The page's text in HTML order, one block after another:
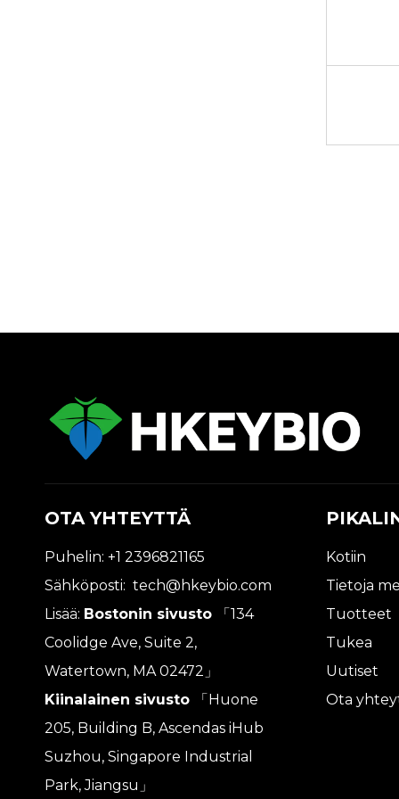
OTA YHTEYTTÄ
Puhelin: +1 2396821165
Sähköposti: tech@hkeybio.com
Lisää: Bostonin sivusto
「134
Coolidge Ave, Suite 2,
Watertown, MA 02472」
Kiinalainen sivusto
「Huone
205, Building B, Ascendas iHub
Suzhou, Singapore Industrial
Park, Jiangsu」
Kotiin
Tietoja
Tuotteet
Tukea
Uutiset
Ota